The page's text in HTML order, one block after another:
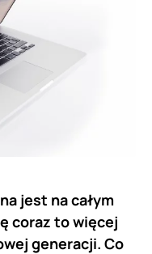
jest na całym
coraz to więcej
generacji. Co